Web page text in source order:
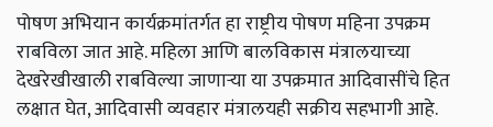
पोषण अभियान कार्यक्रमांतर्गत हा राष्ट्रीय पोषण महिना उपक्रम
राबविला जात आहे. महिला आणि बालविकास मंत्रालयाच्या
देखरेखीखाली राबविल्या जाणाऱ्या या उपक्रमात आदिवासींचे हित
लक्षात घेत, आदिवासी व्यवहार मंत्रालयही सक्रीय सहभागी आहे.